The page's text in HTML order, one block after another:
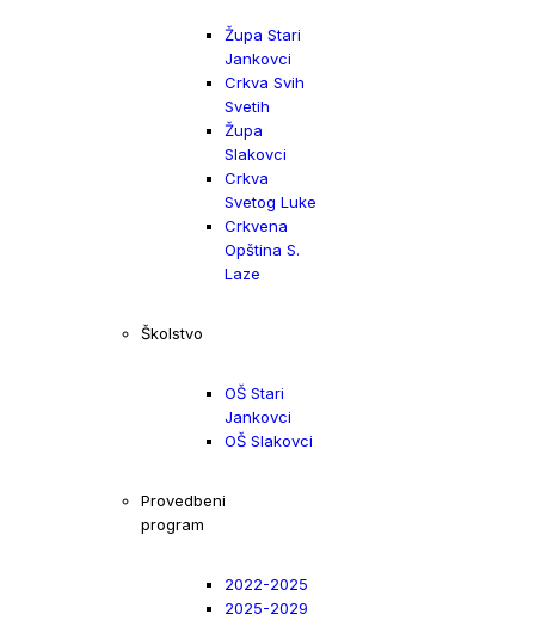
Župa Stari
Jankovci
Crkva Svih
Svetih
Župa
Slakovci
Crkva
Svetog Luke
Crkvena
Opština S.
Laze
Školstvo
OŠ Stari
Jankovci
OŠ Slakovci
Provedbeni
program
2022-2025
2025-2029